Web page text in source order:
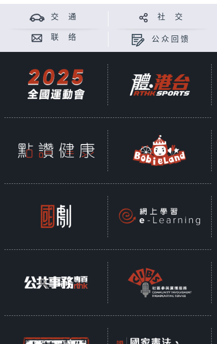
交 通 社 交
联 络 公众回馈